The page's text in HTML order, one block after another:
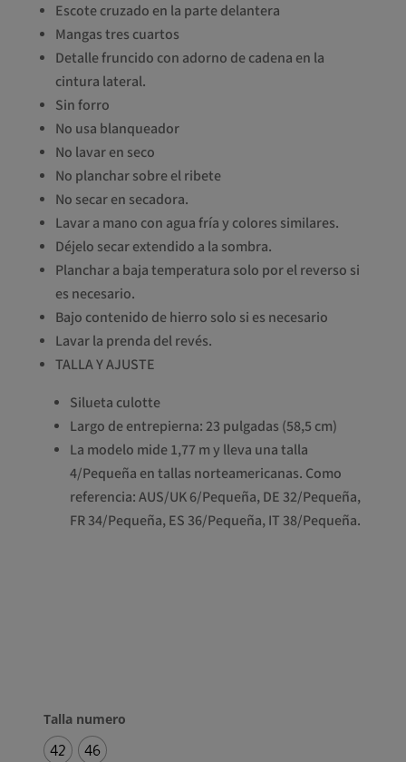
Escote cruzado en la parte delantera
Mangas tres cuartos
Detalle fruncido con adorno de cadena en la
cintura lateral.
Sin forro
No usa blanqueador
No lavar en seco
No planchar sobre el ribete
No secar en secadora.
Lavar a mano con agua fría y colores similares.
Déjelo secar extendido a la sombra.
Planchar a baja temperatura solo por el reverso si
es necesario.
Bajo contenido de hierro solo si es necesario
Lavar la prenda del revés.
TALLA Y AJUSTE
Silueta culotte
Largo de entrepierna: 23 pulgadas (58,5 cm)
La modelo mide 1,77 m y lleva una talla
4/Pequeña en tallas norteamericanas. Como
referencia: AUS/UK 6/Pequeña, DE 32/Pequeña,
FR 34/Pequeña, ES 36/Pequeña, IT 38/Pequeña.
Talla numero
42 46